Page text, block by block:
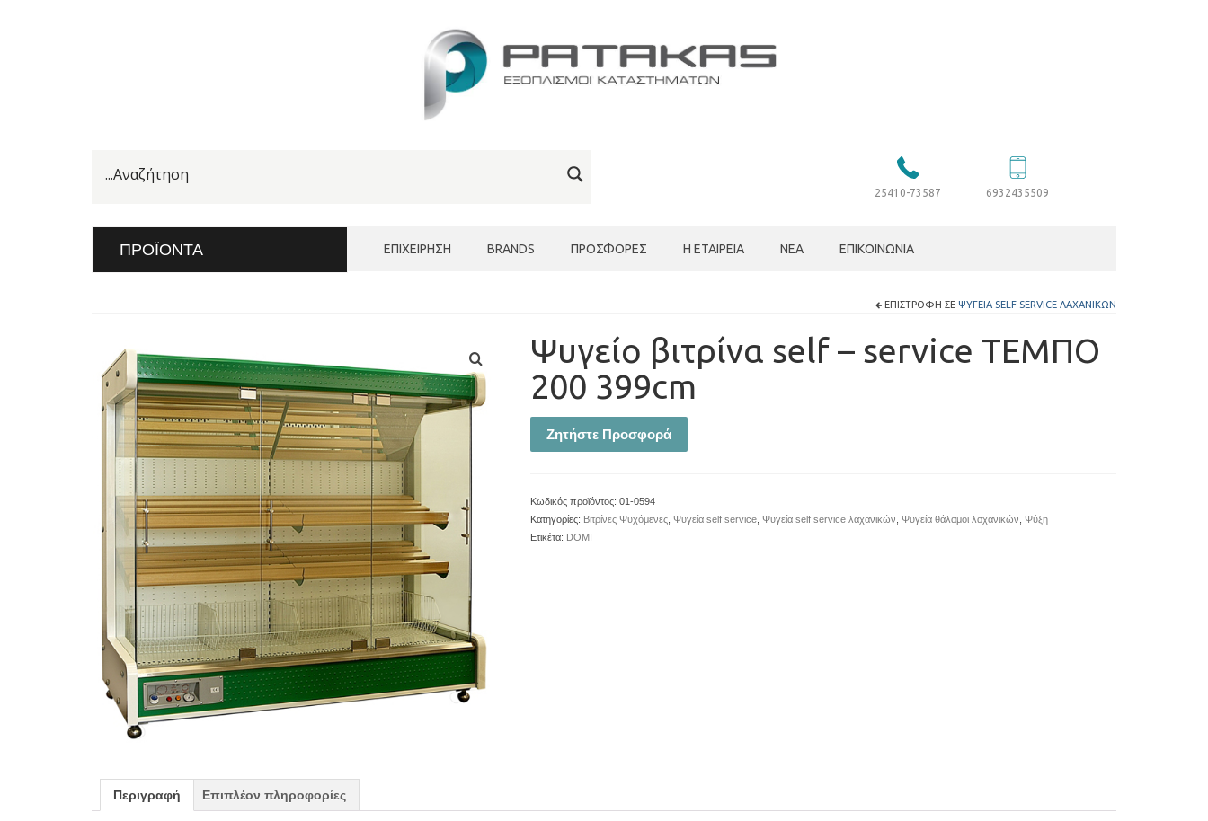
25410-73587 6932435509
ΠΡΟΪΌΝΤΑ ΕΠΙΧΕΊΡΗΣΗ BRANDS ΠΡΟΣΦΟΡΈΣ Η ΕΤΑΙΡΕΊΑ ΝΈΑ ΕΠΙΚΟΙΝΩΝΊΑ
ΕΠΙΣΤΡΟΦΉ ΣΕ ΨΥΓΕΊΑ SELF SERVICE ΛΑΧΑΝΙΚΏΝ
Ψυγείο βιτρίνα self – service ΤΕΜΠΟ
200 399cm
Ζητήστε Προσφορά
Κωδικός προϊόντος: 01-0594
Κατηγορίες: Βιτρίνες Ψυχόμενες, Ψυγεία self service, Ψυγεία self service λαχανικών Ψυγεία θάλαμοι λαχανικών Ψύξη
Ετικέτα: DOMI
Περιγραφή Επιπλέον πληροφορίες